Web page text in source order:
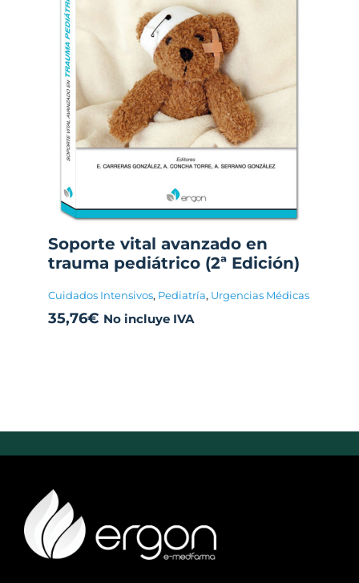
Soporte vital avanzado en
trauma pediátrico (2ª Edición)
Cuidados Intensivos, Pediatría, Urgencias Médicas
35,76€ No incluye IVA